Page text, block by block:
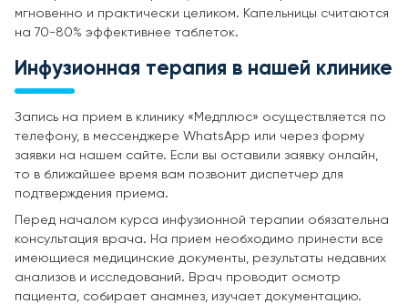
мгновенно и практически целиком. Капельницы считаются
на 70-80% эффективнее таблеток.
Инфузионная терапия в нашей клинике
Запись на прием в клинику «Медплюс» осуществляется по
телефону, в мессенджере WhatsApp или через форму
заявки на нашем сайте. Если вы оставили заявку онлайн,
то в ближайшее время вам позвонит диспетчер для
подтверждения приема.
Перед началом курса инфузионной терапии обязательна
консультация врача. На прием необходимо принести все
имеющиеся медицинские документы, результаты недавних
анализов и исследований. Врач проводит осмотр
пациента, собирает анамнез, изучает документацию.